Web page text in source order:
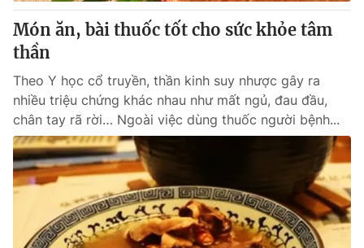
® Cấm sao chép dưới mọi hình thức nếu không có sự chấp
thuận bằng văn bản. Ghi rõ nguồn VTV.vn khi phát hành lại
thông tin từ website này.
Món ăn, bài thuốc tốt cho sức khỏe tâm
thần
Theo Y học cổ truyền, thần kinh suy nhược gây ra
nhiều triệu chứng khác nhau như mất ngủ, đau đầu,
chân tay rã rời… Ngoài việc dùng thuốc người bệnh...